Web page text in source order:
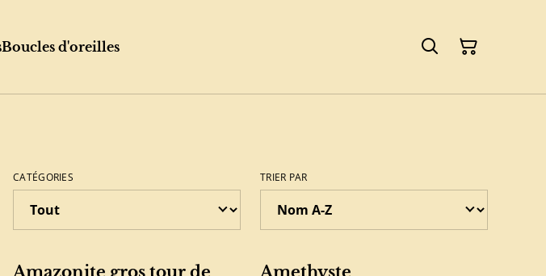
Boucles d'oreilles
CATÉGORIES TRIER PAR